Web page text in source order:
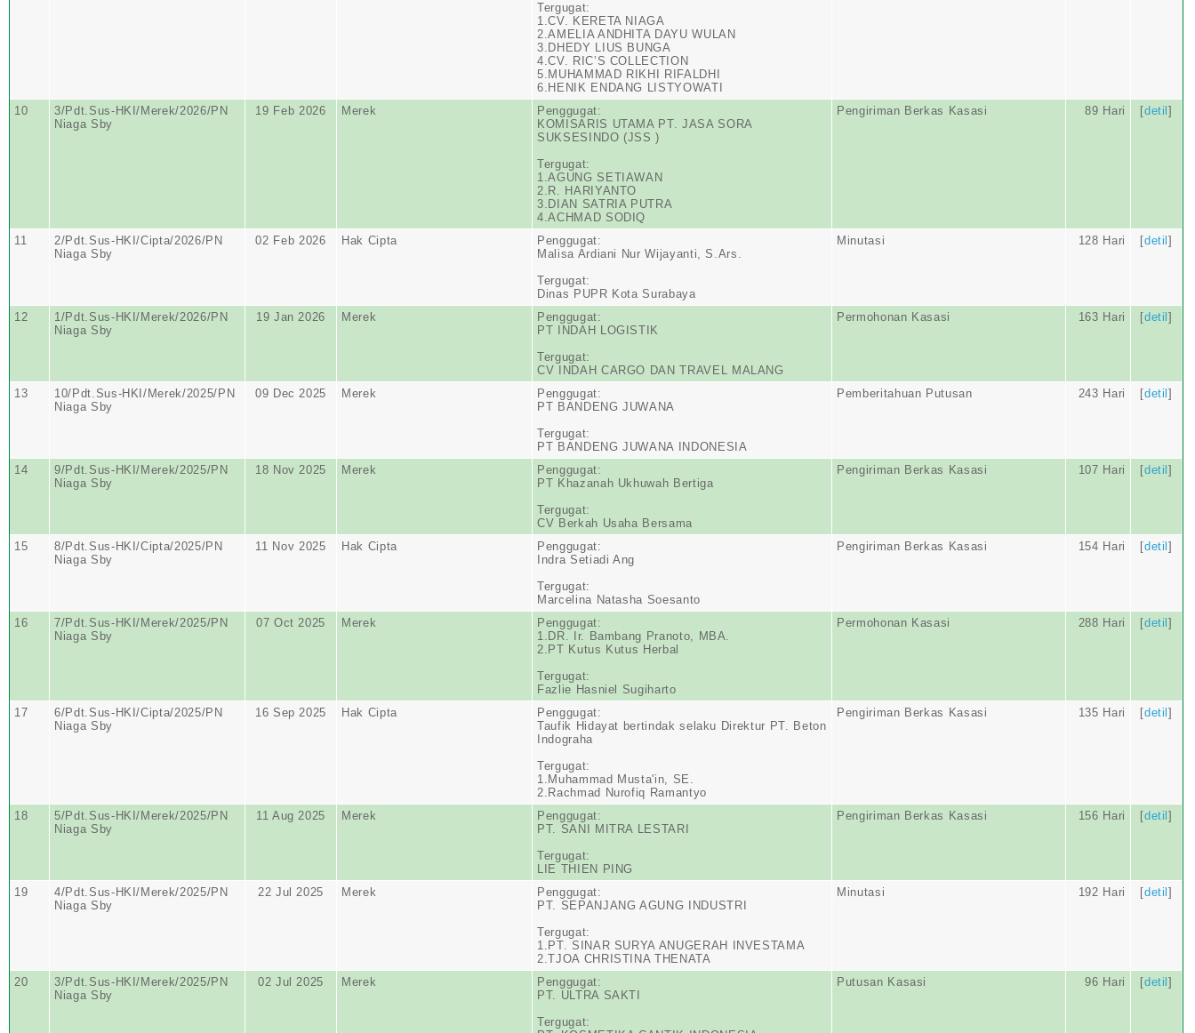
Tergugat:
1.CV. KERETA NIAGA
2.AMELIA ANDHITA DAYU WULAN
3.DHEDY LIUS BUNGA
4.CV. RIC’S COLLECTION
5.MUHAMMAD RIKHI RIFALDHI
6.HENIK ENDANG LISTYOWATI
10
3/Pdt.Sus-HKI/Merek/2026/PN
Niaga Sby
19 Feb 2026 Merek
Penggugat:
KOMISARIS UTAMA PT. JASA SORA
SUKSESINDO (JSS )
Tergugat:
1.AGUNG SETIAWAN
2.R. HARIYANTO
3.DIAN SATRIA PUTRA
4.ACHMAD SODIQ
Pengiriman Berkas Kasasi 89 Hari [detil]
11
2/Pdt.Sus-HKI/Cipta/2026/PN
Niaga Sby
02 Feb 2026 Hak Cipta
Penggugat:
Malisa Ardiani Nur Wijayanti, S.Ars.
Tergugat:
Dinas PUPR Kota Surabaya
Minutasi 128 Hari [detil]
12
1/Pdt.Sus-HKI/Merek/2026/PN
Niaga Sby
19 Jan 2026 Merek
Penggugat:
PT INDAH LOGISTIK
Tergugat:
CV INDAH CARGO DAN TRAVEL MALANG
Permohonan Kasasi 163 Hari [detil]
13
10/Pdt.Sus-HKI/Merek/2025/PN
Niaga Sby
09 Dec 2025 Merek
Penggugat:
PT BANDENG JUWANA
Tergugat:
PT BANDENG JUWANA INDONESIA
Pemberitahuan Putusan 243 Hari [detil]
14
9/Pdt.Sus-HKI/Merek/2025/PN
Niaga Sby
18 Nov 2025 Merek
Penggugat:
PT Khazanah Ukhuwah Bertiga
Tergugat:
CV Berkah Usaha Bersama
Pengiriman Berkas Kasasi 107 Hari [detil]
15
8/Pdt.Sus-HKI/Cipta/2025/PN
Niaga Sby
11 Nov 2025 Hak Cipta
Penggugat:
Indra Setiadi Ang
Tergugat:
Marcelina Natasha Soesanto
Pengiriman Berkas Kasasi 154 Hari [detil]
16
7/Pdt.Sus-HKI/Merek/2025/PN
Niaga Sby
07 Oct 2025 Merek
Penggugat:
1.DR. Ir. Bambang Pranoto, MBA.
2.PT Kutus Kutus Herbal
Tergugat:
Fazlie Hasniel Sugiharto
Permohonan Kasasi 288 Hari [detil]
17
6/Pdt.Sus-HKI/Cipta/2025/PN
Niaga Sby
16 Sep 2025 Hak Cipta
Penggugat:
Taufik Hidayat bertindak selaku Direktur PT. Beton
Indograha
Tergugat:
1.Muhammad Musta'in, SE.
2.Rachmad Nurofiq Ramantyo
Pengiriman Berkas Kasasi 135 Hari [detil]
18
5/Pdt.Sus-HKI/Merek/2025/PN
Niaga Sby
11 Aug 2025 Merek
Penggugat:
PT. SANI MITRA LESTARI
Tergugat:
LIE THIEN PING
Pengiriman Berkas Kasasi 156 Hari [detil]
19
4/Pdt.Sus-HKI/Merek/2025/PN
Niaga Sby
22 Jul 2025 Merek
Penggugat:
PT. SEPANJANG AGUNG INDUSTRI
Tergugat:
1.PT. SINAR SURYA ANUGERAH INVESTAMA
2.TJOA CHRISTINA THENATA
Minutasi 192 Hari [detil]
20
3/Pdt.Sus-HKI/Merek/2025/PN
Niaga Sby
02 Jul 2025 Merek
Penggugat:
PT. ULTRA SAKTI
Tergugat:
Putusan Kasasi 96 Hari [detil]